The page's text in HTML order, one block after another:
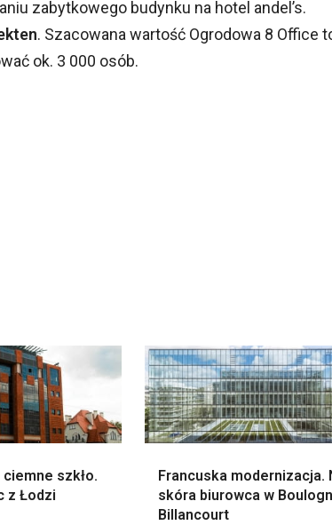
zabytkowego budynku na hotel andel’s.
. Szacowana wartość Ogrodowa 8 Office
ok. 3 000 osób.
szkło.
z Łodzi
Francuska modernizacja.
skóra biurowca w
Billancourt